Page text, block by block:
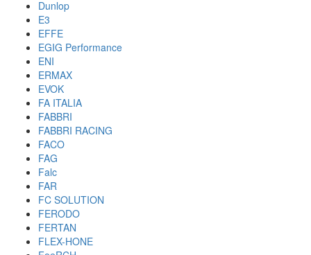
Dunlop
E3
EFFE
EGIG Performance
ENI
ERMAX
EVOK
FA ITALIA
FABBRI
FABBRI RACING
FACO
FAG
Falc
FAR
FC SOLUTION
FERODO
FERTAN
FLEX-HONE